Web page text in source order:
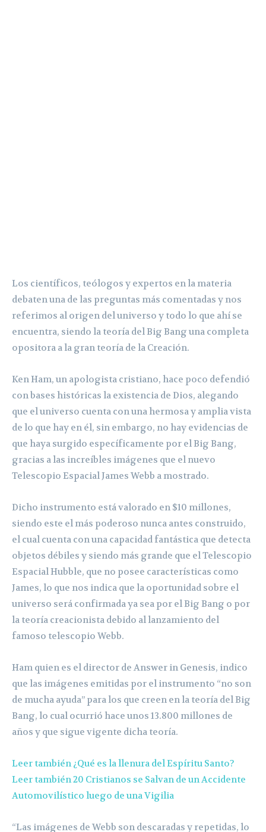
Los científicos, teólogos y expertos en la materia
debaten una de las preguntas más comentadas y nos
referimos al origen del universo y todo lo que ahí se
encuentra, siendo la teoría del Big Bang una completa
opositora a la gran teoría de la Creación.
Ken Ham, un apologista cristiano, hace poco defendió
con bases históricas la existencia de Dios, alegando
que el universo cuenta con una hermosa y amplia vista
de lo que hay en él, sin embargo, no hay evidencias de
que haya surgido específicamente por el Big Bang,
gracias a las increíbles imágenes que el nuevo
Telescopio Espacial James Webb a mostrado.
Dicho instrumento está valorado en $10 millones,
siendo este el más poderoso nunca antes construido,
el cual cuenta con una capacidad fantástica que detecta
objetos débiles y siendo más grande que el Telescopio
Espacial Hubble, que no posee características como
James, lo que nos indica que la oportunidad sobre el
universo será confirmada ya sea por el Big Bang o por
la teoría creacionista debido al lanzamiento del
famoso telescopio Webb.
Ham quien es el director de Answer in Genesis, indico
que las imágenes emitidas por el instrumento “no son
de mucha ayuda” para los que creen en la teoría del Big
Bang, lo cual ocurrió hace unos 13.800 millones de
años y que sigue vigente dicha teoría.
Leer también ¿Qué es la llenura del Espíritu Santo?
Leer también 20 Cristianos se Salvan de un Accidente
Automovilístico luego de una Vigilia
“Las imágenes de Webb son descaradas y repetidas, lo